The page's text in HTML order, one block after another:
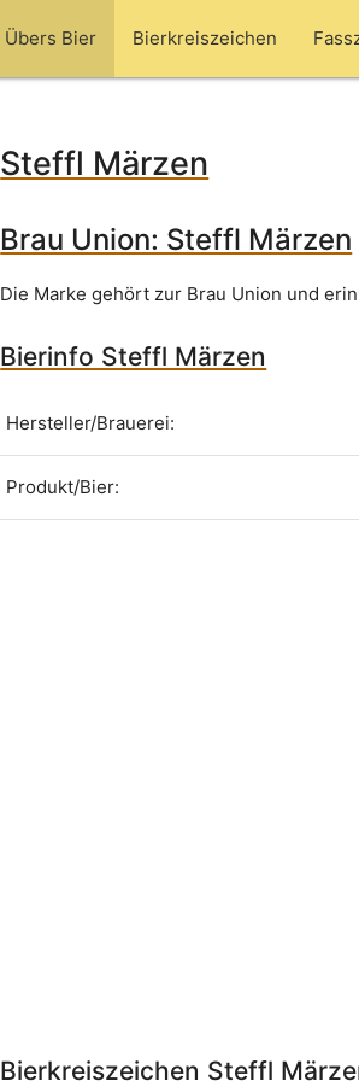
Übers Bier Bierkreiszeichen
Steffl Märzen
Brau Union: Steffl Märzen
Die Marke gehört zur Brau Union und
Bierinfo Steffl Märzen
Hersteller/Brauerei:
Produkt/Bier:
Bierkreiszeichen Steffl